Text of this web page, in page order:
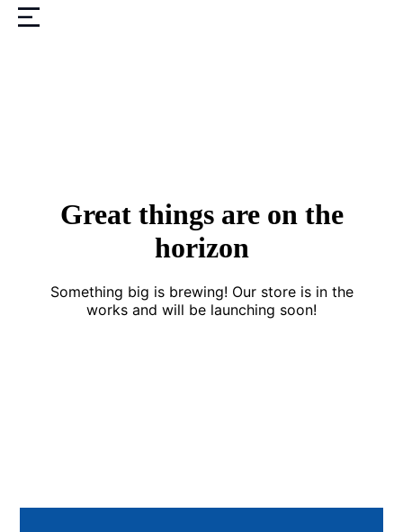
Great things are on the
horizon
Something big is brewing! Our store is in the
works and will be launching soon!